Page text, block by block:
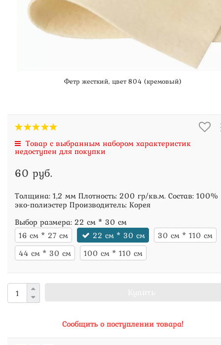
Фетр жесткий, цвет 804 (кремовый)
Товар с выбранным набором характеристик
недоступен для покупки
60 руб.
Толщина: 1,2 мм Плотность: 200 гр/кв.м. Состав: 100%
эко-полиэстер Производитель: Корея
Выбор размера: 22 см * 30 см
16 см * 27 см
22 см * 30 см
30 см * 110 см
44 см * 30 см
100 см * 110 см
Сообщить о поступлении товара!